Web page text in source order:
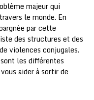
majeur qui
le monde. En
par cette
des structures et des
violences conjugales.
les différentes
aider à sortir de